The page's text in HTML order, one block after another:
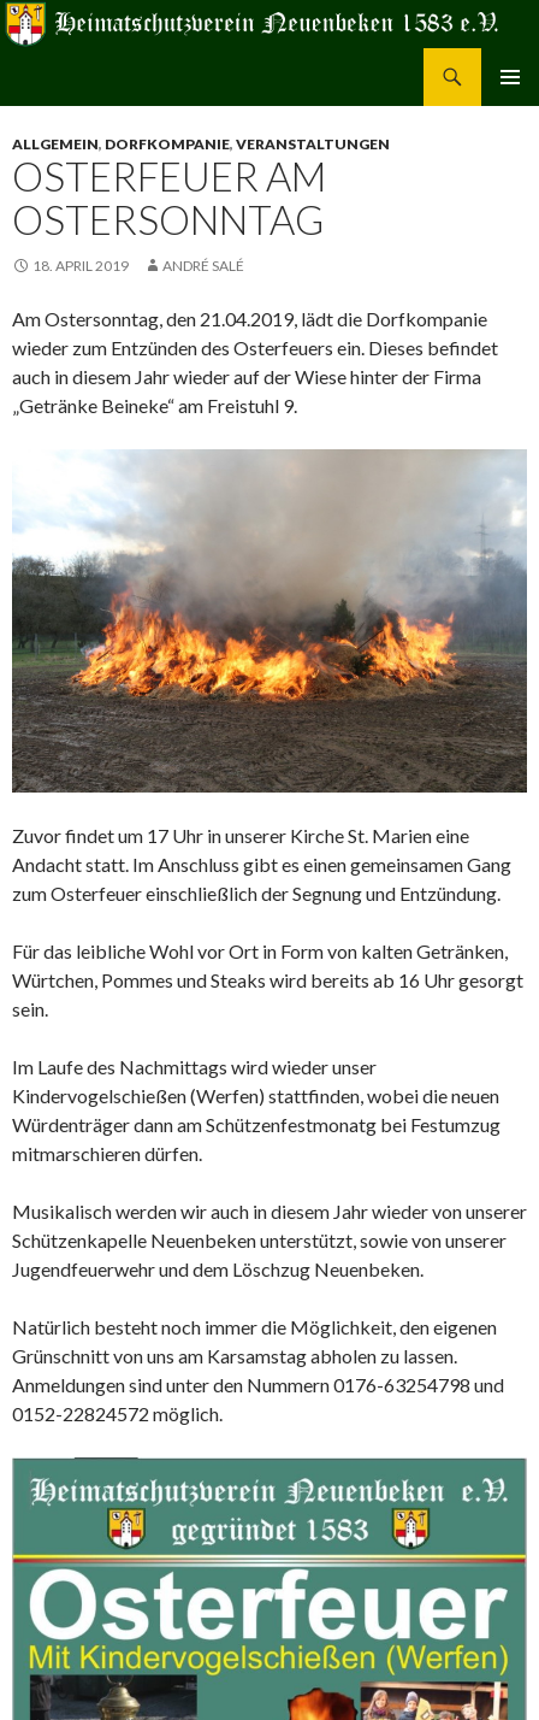
SPRINGEN
ALLGEMEIN, DORFKOMPANIE, VERANSTALTUNGEN
OSTERFEUER AM
OSTERSONNTAG
18. APRIL 2019 ANDRÉ SALÉ
Am Ostersonntag, den 21.04.2019, lädt die Dorfkompanie
wieder zum Entzünden des Osterfeuers ein. Dieses befindet
auch in diesem Jahr wieder auf der Wiese hinter der Firma
„Getränke Beineke“ am Freistuhl 9.
Zuvor findet um 17 Uhr in unserer Kirche St. Marien eine
Andacht statt. Im Anschluss gibt es einen gemeinsamen Gang
zum Osterfeuer einschließlich der Segnung und Entzündung.
Für das leibliche Wohl vor Ort in Form von kalten Getränken,
Würtchen, Pommes und Steaks wird bereits ab 16 Uhr gesorgt
sein.
Im Laufe des Nachmittags wird wieder unser
Kindervogelschießen (Werfen) stattfinden, wobei die neuen
Würdenträger dann am Schützenfestmonatg bei Festumzug
mitmarschieren dürfen.
Musikalisch werden wir auch in diesem Jahr wieder von unserer
Schützenkapelle Neuenbeken unterstützt, sowie von unserer
Jugendfeuerwehr und dem Löschzug Neuenbeken.
Natürlich besteht noch immer die Möglichkeit, den eigenen
Grünschnitt von uns am Karsamstag abholen zu lassen.
Anmeldungen sind unter den Nummern 0176-63254798 und
0152-22824572 möglich.